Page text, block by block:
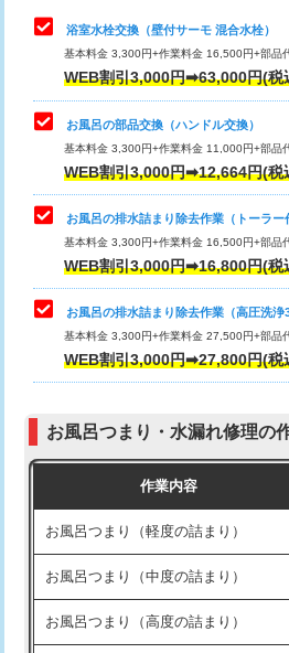
理・調整・分解・加工など（中作業）
止水・漏水調査・防水処理・清掃・修
理・調整・分解・加工など（重作業）
トイレタンク脱着
トイレ便器脱着
タンクレストイレ脱着
小便器トイレ脱着
その他部品の脱着
交換・取付（タンク）
交換・取付（普通便座）
交換・取付（温水洗浄便座）
交換・取付(単水栓（壁付・デッキ
式）)
交換・取付(混合水栓（壁付・デッキ
式・ワンホール）)
浴室水栓交換（壁付サーモ 混合水栓）
基本料金 3,300円+作業料金 16,500円+部品
WEB割引3,000円➡63,000円(税
お風呂の部品交換（ハンドル交換）
基本料金 3,300円+作業料金 11,000円+部品
WEB割引3,000円➡12,664円(税
お風呂の排水詰まり除去作業（トーラー
基本料金 3,300円+作業料金 16,500円+部品
WEB割引3,000円➡16,800円(税
お風呂の排水詰まり除去作業（高圧洗浄3
基本料金 3,300円+作業料金 27,500円+部品
WEB割引3,000円➡27,800円(税
お風呂つまり・水漏れ修理の
作業内容
お風呂つまり（軽度の詰まり）
お風呂つまり（中度の詰まり）
お風呂つまり（高度の詰まり）